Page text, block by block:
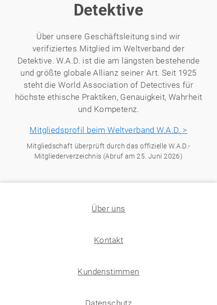
Detektive
Über unsere Geschäftsleitung sind wir
verifiziertes Mitglied im Weltverband der
Detektive. W.A.D. ist die am längsten bestehende
und größte globale Allianz seiner Art. Seit 1925
steht die World Association of Detectives für
höchste ethische Praktiken, Genauigkeit, Wahrheit
und Kompetenz.
Mitgliedsprofil beim Weltverband W.A.D. >
Mitgliedschaft überprüft durch das offizielle W.A.D.-
Mitgliederverzeichnis (Abruf am 25. Juni 2026)
Über uns
Kontakt
Kundenstimmen